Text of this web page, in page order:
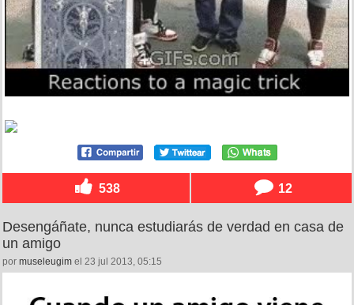
538 12
Desengáñate, nunca estudiarás de verdad en casa de
un amigo
por museleugim el 23 jul 2013, 05:15